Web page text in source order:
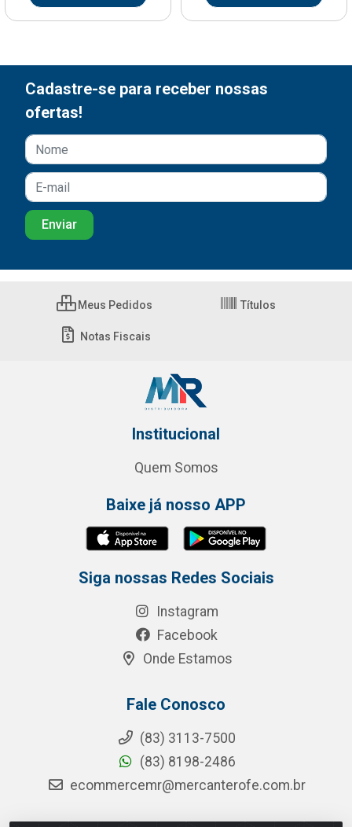
Cadastre-se para receber nossas
ofertas!
Meus Pedidos Títulos
Notas Fiscais
Institucional
Quem Somos
Baixe já nosso APP
Siga nossas Redes Sociais
Instagram
Facebook
Onde Estamos
Fale Conosco
(83) 3113-7500
(83) 8198-2486
ecommercemr@mercanterofe.com.br